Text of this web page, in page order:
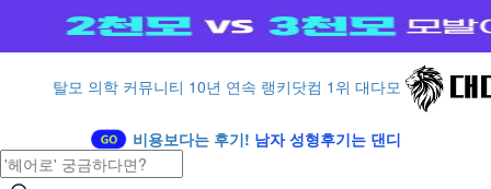
탈모 의학 커뮤니티 10년 연속 랭키닷컴 1위 대다모
비용보다는 후기! 남자 성형후기는 댄디